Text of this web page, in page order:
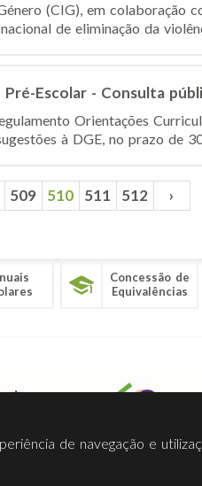
(CIG), em colaboração
de eliminação da
Escolar - Consulta
Orientações
à DGE, no prazo de
509 510 511 512 ›
Concessão de
Equivalências
de navegação e